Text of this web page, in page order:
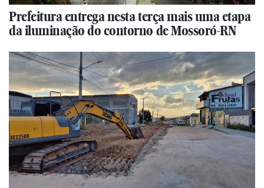
Prefeitura entrega nesta terça mais uma etapa
da iluminação do contorno de Mossoró-RN